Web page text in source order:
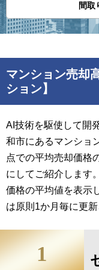
間取
マンション売却
ション】
AI技術を駆使して開
和市にあるマンショ
点での平均売却価格
にしてご紹介します
価格の平均値を表示
は原則1か月毎に更新
1